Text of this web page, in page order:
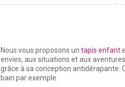
Nous vous proposons un tapis enfant
envies, aux situations et aux
grâce à sa conception antidérapante.
bain par exemple.